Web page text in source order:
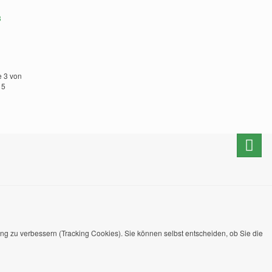
3 von
5
zu verbessern (Tracking Cookies). Sie können selbst entscheiden, ob Sie die